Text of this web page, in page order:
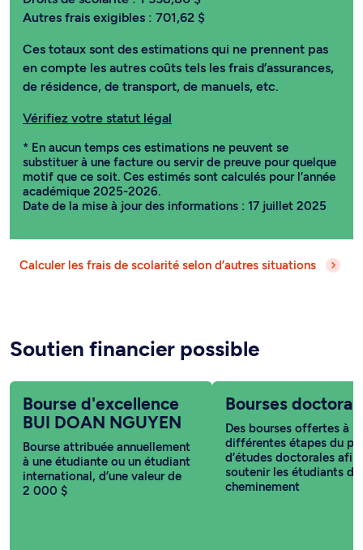
Autres frais exigibles : 701,62 $
Ces totaux sont des estimations qui ne prennent pas
en compte les autres coûts tels les frais d’assurances,
de résidence, de transport, de manuels, etc.
Vérifiez votre statut légal
* En aucun temps ces estimations ne peuvent se
substituer à une facture ou servir de preuve pour quelque
motif que ce soit. Ces estimés sont calculés pour l’année
académique 2025-2026.
Date de la mise à jour des informations : 17 juillet 2025
Calculer les frais de scolarité selon d’autres situations
Soutien financier possible
Bourse d'excellence
BUI DOAN NGUYEN
Bourse attribuée annuellement
à une étudiante ou un étudiant
international, d’une valeur de
2 000 $
Bourses
Des bourses offertes à
différentes étapes du
d’études doctorales afin
soutenir les étudiants
cheminement